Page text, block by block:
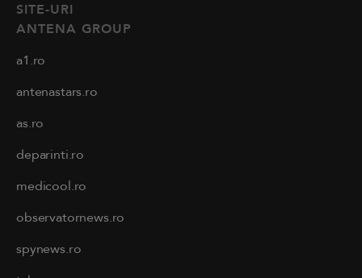
SITE-URI
ANTENA GROUP
a1.ro
antenastars.ro
as.ro
deparinti.ro
medicool.ro
observatornews.ro
spynews.ro